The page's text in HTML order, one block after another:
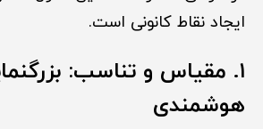
ایجاد نقاط کانونی است.
۱. مقیاس و تناسب:
هوشمندی